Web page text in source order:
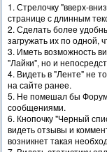
1. Стрелочку "вверх-
странице с длинным
2. Сделать более
загружать их по одной,
3. Иметь возможность
"Лайки", но и
4. Видеть в "Ленте" не
на сайте ранее.
5. Не помешал бы
сообщениями.
6. Кнопочку "Черный
видеть отзывы и
возникнет такая